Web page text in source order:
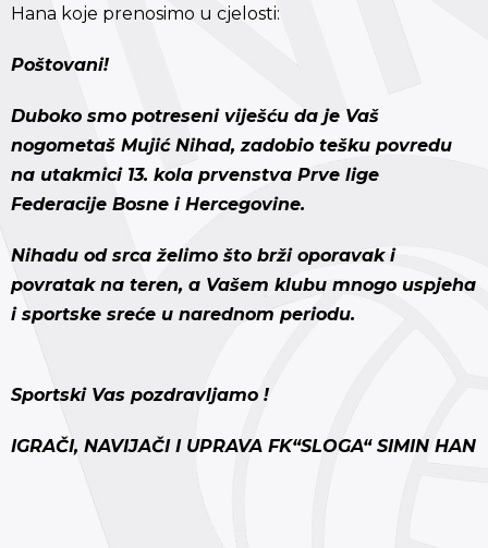
Hana koje prenosimo u cjelosti:
Poštovani!
Duboko smo potreseni viješću da je Vaš
nogometaš Mujić Nihad, zadobio tešku povredu
na utakmici 13. kola prvenstva Prve lige
Federacije Bosne i Hercegovine.
Nihadu od srca želimo što brži oporavak i
povratak na teren, a Vašem klubu mnogo uspjeha
i sportske sreće u narednom periodu.
Sportski Vas pozdravljamo !
IGRAČI, NAVIJAČI I UPRAVA FK“SLOGA“ SIMIN HAN